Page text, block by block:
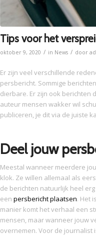
Tips voor het
oktober 9, 2020 / in News / door
Er zijn veel verschillende
persbericht. Sommige
dierbare. Er zijn ook berichten
auteur mensen wakker wil
publiceren, je dit via de juiste
Deel jouw
Meestal wanneer meerdere
klok. Ze willen allemaal als
de berichten natuurlijk heel
een persbericht plaatsen. Het
manier komt het verhaal een
mensen, maar wanneer jouw
overnemen. Voor de